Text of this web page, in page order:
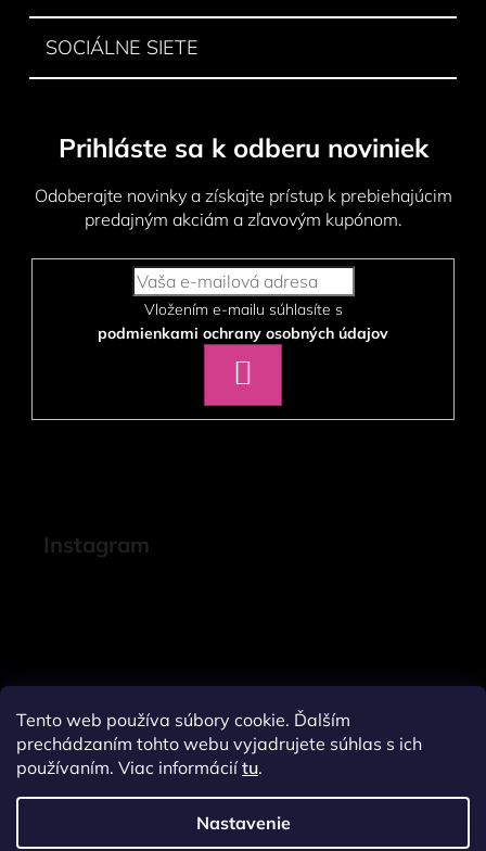
Tento web používa súbory cookie. Ďalším
prechádzaním tohto webu vyjadrujete súhlas s ich
používaním. Viac informáciítu.
Nastavenie
SOCIÁLNE SIETE
Prihláste sa k odberu noviniek
Odoberajte novinky a získajte prístup k prebiehajúcim
predajným akciám a zľavovým kupónom.
podmienkami ochrany osobných údajov
SA
Instagram